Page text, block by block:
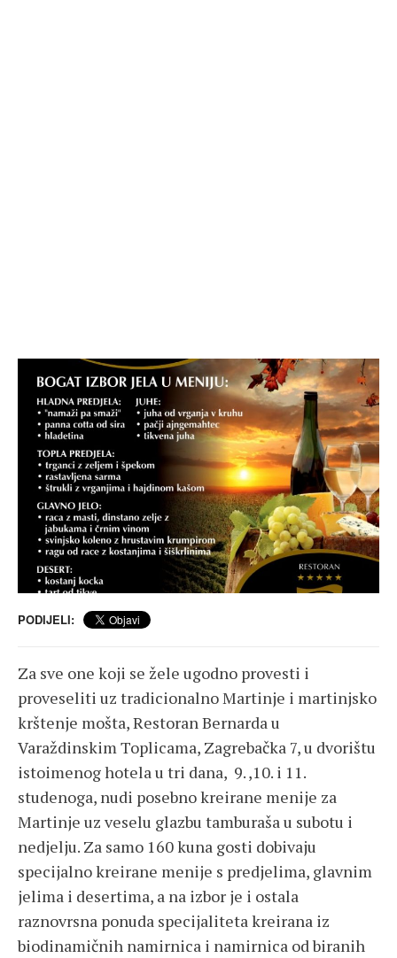
PODIJELI:
Za sve one koji se žele ugodno provesti i
proveseliti uz tradicionalno Martinje i martinjsko
krštenje mošta, Restoran Bernarda u
Varaždinskim Toplicama, Zagrebačka 7, u dvorištu
istoimenog hotela u tri dana, 9. ,10. i 11.
studenoga, nudi posebno kreirane menije za
Martinje uz veselu glazbu tamburaša u subotu i
nedjelju. Za samo 160 kuna gosti dobivaju
specijalno kreirane menije s predjelima, glavnim
jelima i desertima, a na izbor je i ostala
raznovrsna ponuda specijaliteta kreirana iz
biodinamičnih namirnica i namirnica od biranih